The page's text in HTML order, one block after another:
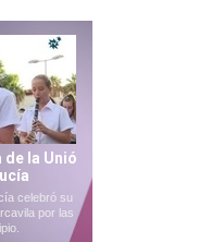
de la Unió
celebró su
por las